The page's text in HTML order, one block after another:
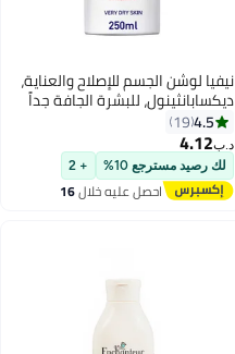
نيفيا لوشن الجسم للإصلاح والعناية،
ديكسابانثينول، للبشرة الجافة جداً
4.5
19
د.ب‏4.12
لك رصيد مسترجع 10% + 2
احصل عليه خلال16